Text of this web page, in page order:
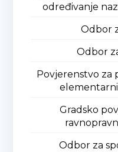
određivanje
Odbor
Odbor
Povjerenstvo za
Gradsko
Odbor za